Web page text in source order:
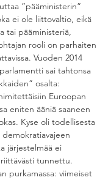
”pääministerin”
ei ole liittovaltio, eikä
tai pääministeriä,
rooli on parhaiten
Vuoden 2014
sai tahtonsa
osalta:
Euroopan
eniten ääniä saaneen
Kyse oli todellisesta
demokratiavajeen
järjestelmää ei
riittävästi tunnettu.
purkamassa: viimeiset